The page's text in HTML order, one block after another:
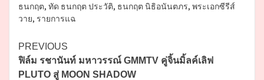
ธนกฤต, ทัด ธนกฤต ประวัติ, ธนกฤต นิธิอนันตภร, พระเอกซีรีส์
วาย, รายการแฉ
Continue
Reading
PREVIOUS
ฟิล์ม รชานันท์ มหาวรรณ์ GMMTV คู่จิ้นมิ้ลค์เลิฟ
PLUTO สู่ MOON SHADOW